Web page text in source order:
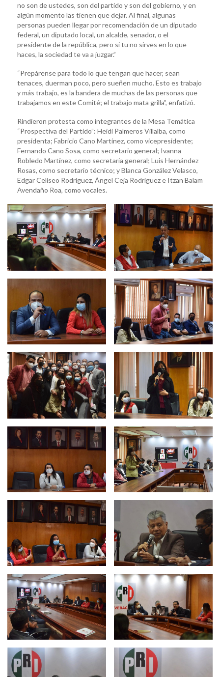
no son de ustedes, son del partido y son del gobierno, y en
algún momento las tienen que dejar. Al final, algunas
personas pueden llegar por recomendación de un diputado
federal, un diputado local, un alcalde, senador, o el
presidente de la república, pero si tu no sirves en lo que
haces, la sociedad te va a juzgar.”
“Prepárense para todo lo que tengan que hacer, sean
tenaces, duerman poco, pero sueñen mucho. Esto es trabajo
y más trabajo, es la bandera de muchas de las personas que
trabajamos en este Comité; el trabajo mata grilla”, enfatizó.
Rindieron protesta como integrantes de la Mesa Temática
“Prospectiva del Partido”: Heidi Palmeros Villalba, como
presidenta; Fabricio Cano Martínez, como vicepresidente;
Fernando Cano Sosa, como secretario general; Ivanna
Robledo Martínez, como secretaria general; Luis Hernández
Rosas, como secretario técnico; y Blanca González Velasco,
Edgar Celiseo Rodríguez, Ángel Ceja Rodríguez e Itzan Balam
Avendaño Roa, como vocales.